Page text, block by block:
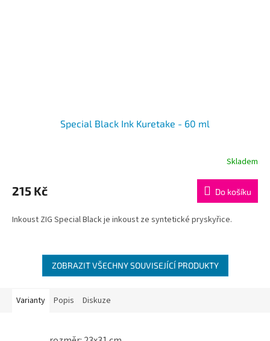
Special Black Ink Kuretake - 60 ml
Skladem
215 Kč Do košíku
Inkoust ZIG Special Black je inkoust ze syntetické pryskyřice.
ZOBRAZIT VŠECHNY SOUVISEJÍCÍ PRODUKTY
Varianty Popis Diskuze